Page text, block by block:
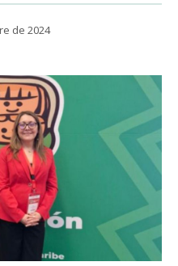
INTERÉS
Académicas/os
os
de 2024